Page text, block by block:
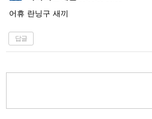
어휴 란닝구 새끼
답글